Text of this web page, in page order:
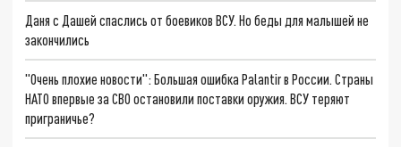
Даня с Дашей спаслись от боевиков ВСУ. Но беды для малышей не
закончились
"Очень плохие новости": Большая ошибка Palantir в России. Страны
НАТО впервые за СВО остановили поставки оружия. ВСУ теряют
приграничье?